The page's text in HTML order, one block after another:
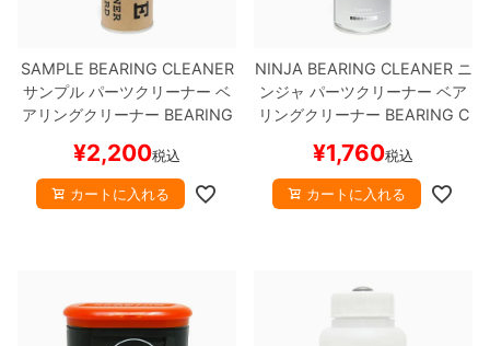
SAMPLE BEARING CLEANER
サンプル パーツクリーナー ベ
アリングクリーナー BEARING
ボー
¥2,200税込
カートに入れる
NINJA BEARING CLEANERニ
ンジャ パーツクリーナー ベア
リングクリーナー BEARING C
ケボー
¥1,760税込
カートに入れる
8.0inch
8.1inch
8.2inch
8.1inch
8.2inch
8.3inch
59mm
60mm
62mm
パウエルペラルタ DF（ドラゴンフォーミュ
ラ）
ソフトウィール（クルーザー）
ボルト
パーツ・その他
ヘルメット・パッド
スケートケース・バッグ
25.5cm
26cm
26.5cm
ショーツ
長袖ボタンシャツ
半袖シャツ
ソックス
スケートパーク情報
特定商取引法に基づく表記